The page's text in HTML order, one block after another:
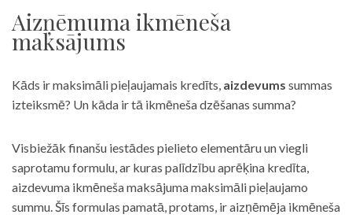
Aizņēmuma ikmēneša
maksājums
Kāds ir maksimāli pieļaujamais kredīts, aizdevums summas
izteiksmē? Un kāda ir tā ikmēneša dzēšanas summa?
Visbiežāk finanšu iestādes pielieto elementāru un viegli
saprotamu formulu, ar kuras palīdzību aprēķina kredīta,
aizdevuma ikmēneša maksājuma maksimāli pieļaujamo
summu. Šīs formulas pamatā, protams, ir aizņēmēja ikmēneša